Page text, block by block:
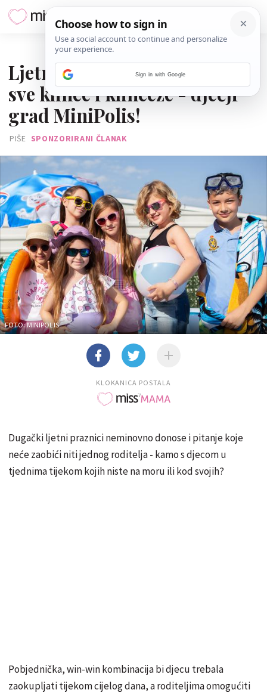
Ljetni kamp koji je osvojio
sve klince i klinceze - dječji
grad MiniPolis!
PIŠE SPONZORIRANI ČLANAK
FOTO: MINIPOLIS
KLOKANICA POSTALA
Dugački ljetni praznici neminovno donose i pitanje koje
neće zaobići niti jednog roditelja - kamo s djecom u
tjednima tijekom kojih niste na moru ili kod svojih?
Pobjednička, win-win kombinacija bi djecu trebala
zaokupljati tijekom cijelog dana, a roditeljima omogućiti
Sign in with Google